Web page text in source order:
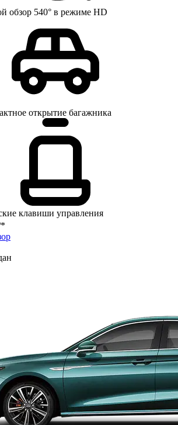
обзор 540° в режиме HD
открытие багажника
клавиши управления